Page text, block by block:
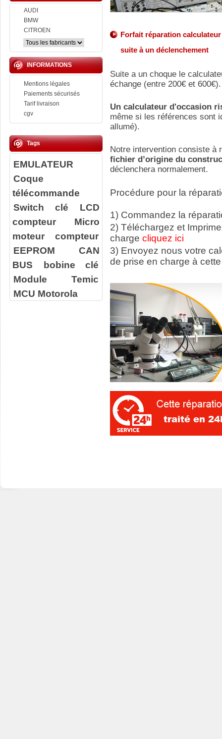
AUDI
BMW
CITROEN
INFORMATIONS
Mentions légales
Paiements sécurisés
Tarif livraison
cgv
Tags
EMULATEUR
Coque
télécommande
Switch clé
LCD
compteur
Micro
moteur compteur
EEPROM
CAN
BUS
bobine clé
Module Temic
MCU Motorola
Forfait réparation
suite à un déclenchement
Suite a un choque le
échange (entre 200€ et 600€).
Un calculateur d'occasion
même si les références sont
allumé).
Notre intervention consiste à r
fichier d’origine du
déclenchera normalement.
Procédure pour la
1) Commandez la
2) Téléchargez et
charge cliquez ici
3) Envoyez nous votre
de prise en charge à